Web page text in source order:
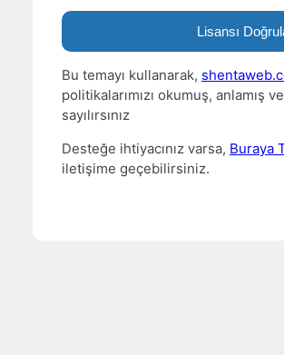
Lisansı
Bu temayı kullanarak,
politikalarımızı okumuş, anlamış
sayılırsınız
Desteğe ihtiyacınız varsa, Buraya
iletişime geçebilirsiniz.